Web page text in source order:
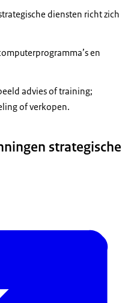
diensten richt zich
en
advies of training;
of verkopen.
strategische